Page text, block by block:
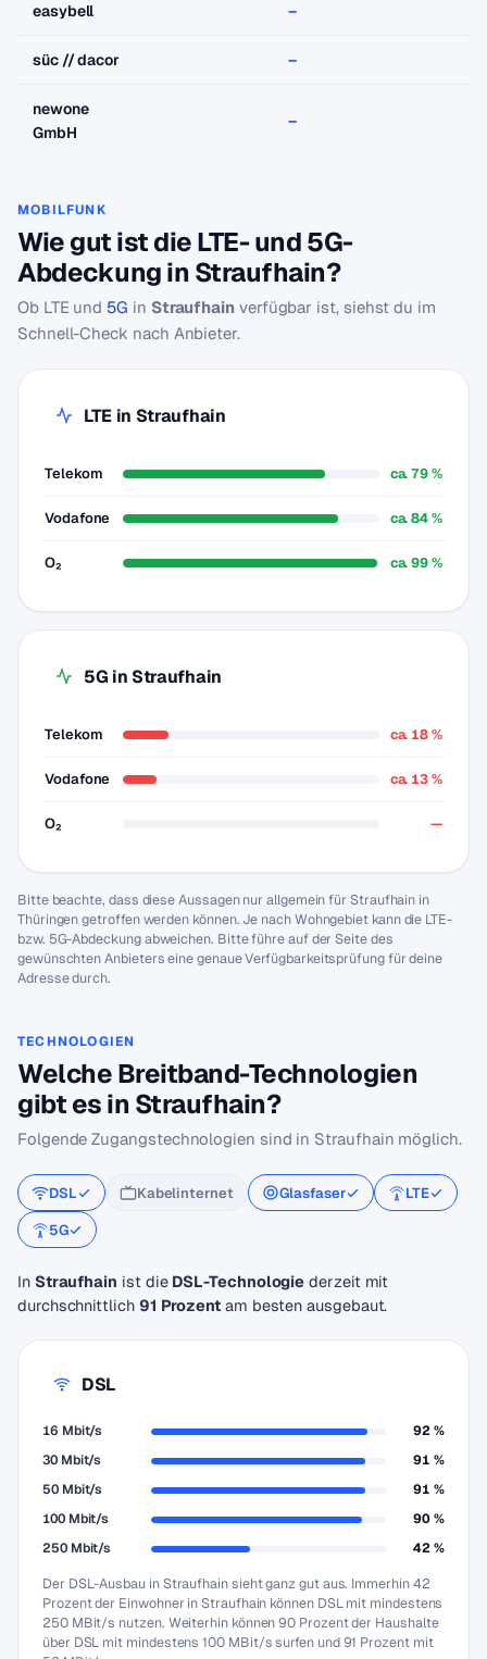
easybell –
süc // dacor –
newone
GmbH
–
MOBILFUNK
Wie gut ist die LTE- und 5G-
Abdeckung in Straufhain?
Ob LTE und 5G in Straufhain verfügbar ist, siehst du im
Schnell-Check nach Anbieter.
LTE in Straufhain
Telekom ca. 79 %
Vodafone ca. 84 %
O₂ ca. 99 %
5G in Straufhain
Telekom ca. 18 %
Vodafone ca. 13 %
O₂ —
Bitte beachte, dass diese Aussagen nur allgemein für Straufhain in
Thüringen getroffen werden können. Je nach Wohngebiet kann die LTE-
bzw. 5G-Abdeckung abweichen. Bitte führe auf der Seite des
gewünschten Anbieters eine genaue Verfügbarkeitsprüfung für deine
Adresse durch.
TECHNOLOGIEN
Welche Breitband-Technologien
gibt es in Straufhain?
Folgende Zugangstechnologien sind in Straufhain möglich.
DSL Kabelinternet Glasfaser
LTE
5G
In Straufhain ist die DSL-Technologie derzeit mit
durchschnittlich 91 Prozentam besten ausgebaut.
DSL
16 Mbit/s
92 %
30 Mbit/s
91 %
50 Mbit/s
91 %
100 Mbit/s
90 %
250 Mbit/s
42 %
Der DSL-Ausbau in Straufhain sieht ganz gut aus. Immerhin 42
Prozent der Einwohner in Straufhain können DSL mit mindestens
250 MBit/s nutzen. Weiterhin können 90 Prozent der Haushalte
über DSL mit mindestens 100 MBit/s surfen und 91 Prozent mit